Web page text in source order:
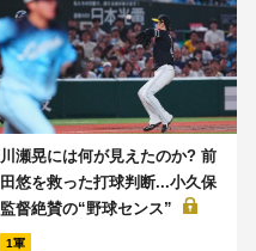
川瀬晃には何が見えたのか? 前
田悠を救った打球判断...小久保
監督絶賛の“野球センス”
1軍